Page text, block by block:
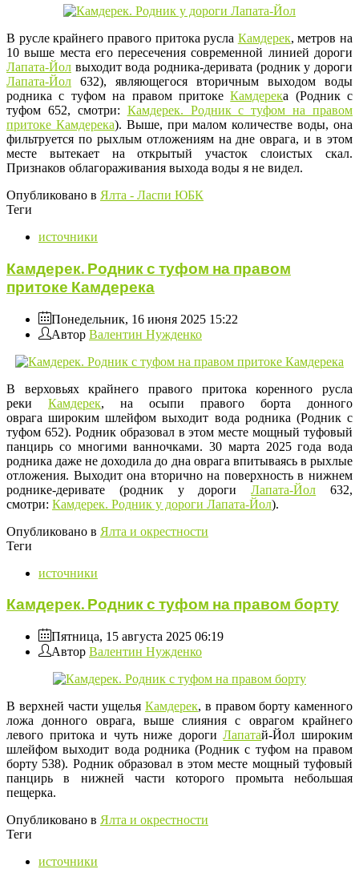
В русле крайнего правого притока русла Камдерек, метров на
10 выше места его пересечения современной линией дороги
Лапата-Йол выходит вода родника-деривата (родник у дороги
Лапата-Йол 632), являющегося вторичным выходом воды
родника с туфом на правом притокеКамдерека (Родник с
туфом 652, смотри: Камдерек. Родник с туфом на правом
притоке Камдерека). Выше, при малом количестве воды, она
фильтруется по рыхлым отложениям на дне оврага, и в этом
месте вытекает на открытый участок слоистых скал.
Признаков облагораживания выхода воды я не видел.
Опубликовано в Ялта - Ласпи ЮБК
Теги
источники
Камдерек. Родник с туфом на правом
притоке Камдерека
Понедельник, 16 июня 2025 15:22
Автор Валентин Нужденко
В верховьях крайнего правого притока коренного русла
реки Камдерек, на осыпи правого борта донного
оврага широким шлейфом выходит вода родника (Родник с
туфом 652). Родник образовал в этом месте мощный туфовый
панцирь со многими ванночками. 30 марта 2025 года вода
родника даже не доходила до дна оврага впитываясь в рыхлые
отложения. Выходит она вторично на поверхность в нижнем
роднике-деривате (родник у дорогиЛапата-Йол 632,
смотри: Камдерек. Родник у дороги Лапата-Йол).
Опубликовано в Ялта и окрестности
Теги
источники
Камдерек. Родник с туфом на правом борту
Пятница, 15 августа 2025 06:19
Автор Валентин Нужденко
В верхней части ущелья Камдерек, в правом борту каменного
ложа донного оврага, выше слияния с оврагом крайнего
левого притока и чуть ниже дорогиЛапатай-Йол широким
шлейфом выходит вода родника (Родник с туфом на правом
борту 538). Родник образовал в этом месте мощный туфовый
панцирь в нижней части которого промыта небольшая
пещерка.
Опубликовано в Ялта и окрестности
Теги
источники